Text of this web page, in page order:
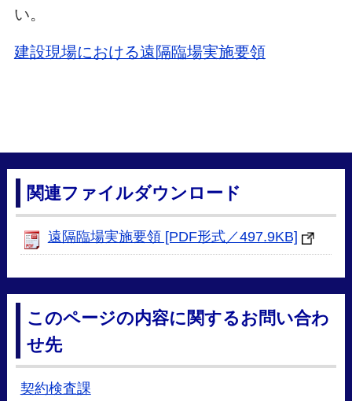
い。
建設現場における遠隔臨場実施要領
関連ファイルダウンロード
遠隔臨場実施要領 [PDF形式／497.9KB]
このページの内容に関するお問い合わ
せ先
契約検査課